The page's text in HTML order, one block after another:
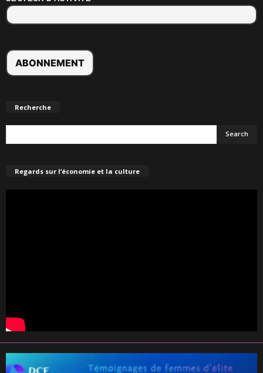
Recherche
Regards sur l’économie et la culture